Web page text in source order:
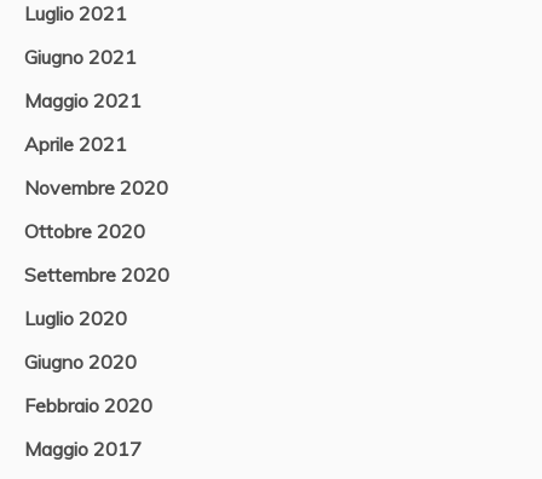
Luglio 2021
Giugno 2021
Maggio 2021
Aprile 2021
Novembre 2020
Ottobre 2020
Settembre 2020
Luglio 2020
Giugno 2020
Febbraio 2020
Maggio 2017